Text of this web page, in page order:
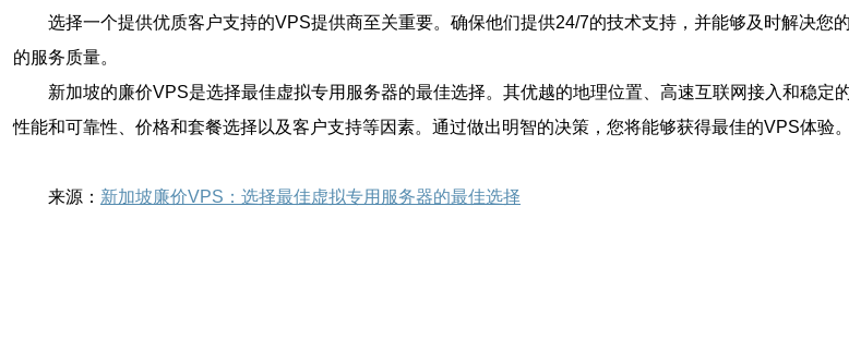
选择一个提供优质客户支持的VPS提供商至关重要。确保他们提供24/7的技术支持，并能够及时解决
的服务质量。
新加坡的廉价VPS是选择最佳虚拟专用服务器的最佳选择。其优越的地理位置、高速互联网接入和稳
性能和可靠性、价格和套餐选择以及客户支持等因素。通过做出明智的决策，您将能够获得最佳的VPS体验。
来源： 新加坡廉价VPS：选择最佳虚拟专用服务器的最佳选择